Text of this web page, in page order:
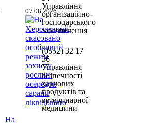
07.08.2026
На
Управління
організаційно-
господарського
забезпечення
(0552)32 17
36 –
Управління
безпечності
харчових
продуктів та
ветеринарної
медицини